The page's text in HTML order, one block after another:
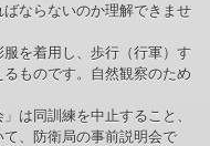
ならないのか理解できませ
を着用し、歩行（行軍）す
ものです。自然観察のため
は同訓練を中止すること、
、防衛局の事前説明会で